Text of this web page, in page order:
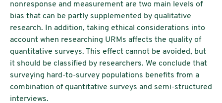
nonresponse and measurement are two main levels of
bias that can be partly supplemented by qualitative
research. In addition, taking ethical considerations into
account when researching URMs affects the quality of
quantitative surveys. This effect cannot be avoided, but
it should be classified by researchers. We conclude that
surveying hard-to-survey populations benefits from a
combination of quantitative surveys and semi-structured
interviews.